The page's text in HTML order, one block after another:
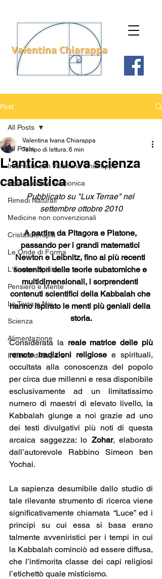
Post
All Posts
Interviste con Valentina Chiarappa
Radiestesia e Radionica
Rimedi Naturali
Medicine non convenzionali
Cristalloterapia
Le Onde di Forma
L'Essere Spirituale
Pensiero e Mente
La Terra e Noi
Scienza
Alimentazione
Il Diritto di Sapere
All Posts
L'antica nuova scienza
cabalistica
Valentina Ivana Chiarappa
Tempo di lettura: 6 min
Pubblicato su "Lux Terrae" nel
settembre ottobre 2010
A partire da Pitagora e Platone,
passando per i grandi matematici
Newton e Leibnitz, fino ai più recenti
sostenitori delle teorie subatomiche e
multidimensionali, i sorprendenti
contenuti scientifici della Kabbalah che
hanno ispirato le menti più geniali della
storia.
Considerata la reale matrice delle più
remote tradizioni religiose e spirituali,
occultata alla conoscenza del popolo
per circa due millenni e resa disponibile
esclusivamente ad un limitatissimo
numero di maestri di elevato livello, la
Kabbalah giunge a noi grazie ad uno
dei testi divulgativi più noti di questa
arcaica saggezza: lo Zohar, elaborato
dall’autorevole Rabbino Simeon ben
Yochai.
La sapienza desumibile dallo studio di
tale rilevante strumento di ricerca viene
significativamente chiamata “Luce” ed i
principi su cui essa si basa erano
talmente avveniristici per i tempi in cui
la Kabbalah cominciò ad essere diffusa,
che l’intimorita classe dei capi religiosi
l’etichettò quale misticismo.